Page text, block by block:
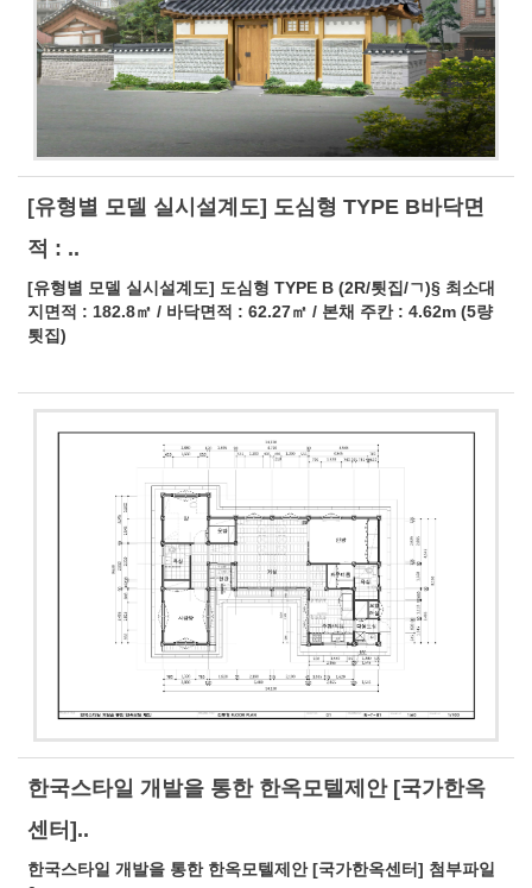
[유형별 모델 실시설계도] 도심형 TYPE B바닥면
적 : ..
[유형별 모델 실시설계도] 도심형 TYPE B (2R/툇집/ㄱ)§ 최소대
지면적 : 182.8㎡ / 바닥면적 : 62.27㎡ / 본채 주칸 : 4.62m (5량
툇집)
한국스타일 개발을 통한 한옥모텔제안 [국가한옥
센터]..
한국스타일 개발을 통한 한옥모텔제안 [국가한옥센터] 첨부파일